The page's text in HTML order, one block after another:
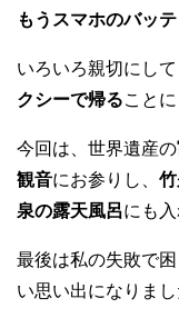
もうスマホのバッ
いろいろ親切にし
クシーで帰ることに
今回は、世界遺産の
観音にお参りし、
泉の露天風呂にも入
最後は私の失敗で
い思い出になりまし